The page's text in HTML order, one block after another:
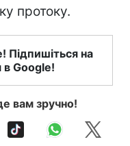
протоку.
Підпишіться на
в Google!
вам зручно!